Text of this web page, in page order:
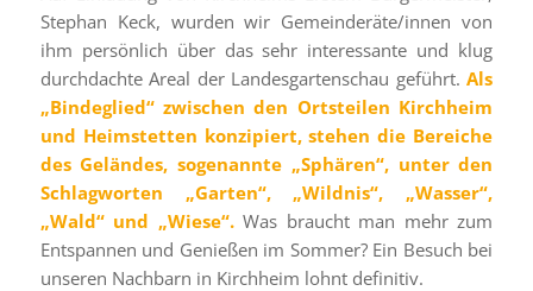
Stephan Keck, wurden wir Gemeinderäte/innen von
ihm persönlich über das sehr interessante und klug
durchdachte Areal der Landesgartenschau geführt.Als
„Bindeglied“ zwischen den Ortsteilen Kirchheim
und Heimstetten konzipiert, stehen die Bereiche
des Geländes, sogenannte „Sphären“, unter den
Schlagworten „Garten“, „Wildnis“, „Wasser“,
„Wald“ und „Wiese“.Was braucht man mehr zum
Entspannen und Genießen im Sommer? Ein Besuch bei
unseren Nachbarn in Kirchheim lohnt definitiv.